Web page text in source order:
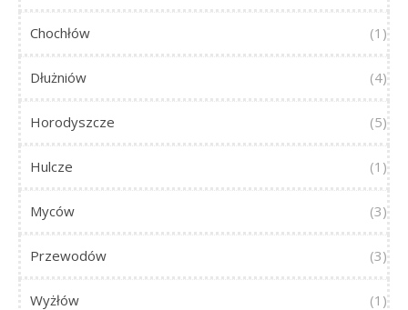
Chochłów (1)
Dłużniów (4)
Horodyszcze (5)
Hulcze (1)
Myców (3)
Przewodów (3)
Wyżłów (1)